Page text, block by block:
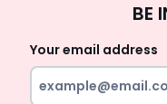
BE
Your email address